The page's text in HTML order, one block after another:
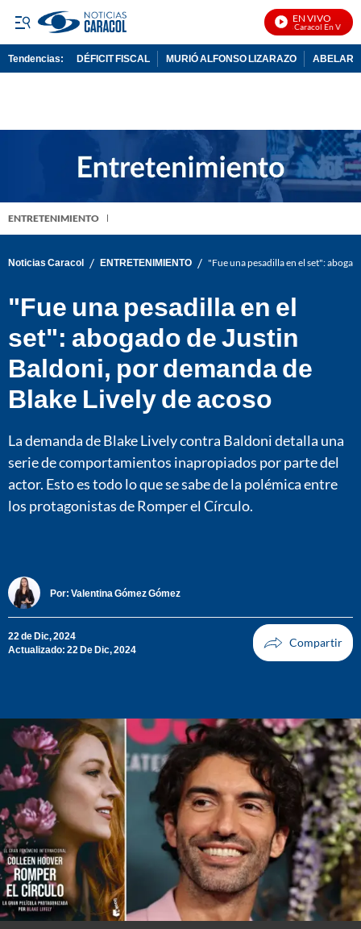
EN VIVO
Noticias Caracol En Vivo
Tendencias: DÉFICIT FISCAL MURIÓ ALFONSO LIZARAZO
ENTRETENIMIENTO
Noticias Caracol / ENTRETENIMIENTO / "Fue una pesadilla en el set":
"Fue una pesadilla en el
set": abogado de Justin
Baldoni, por demanda de
Blake Lively de acoso
La demanda de Blake Lively contra Baldoni detalla una
serie de comportamientos inapropiados por parte del
actor. Esto es todo lo que se sabe de la polémica entre
los protagonistas de Romper el Círculo.
Por: Valentina Gómez Gómez
22 de Dic, 2024
Actualizado: 22 De Dic, 2024